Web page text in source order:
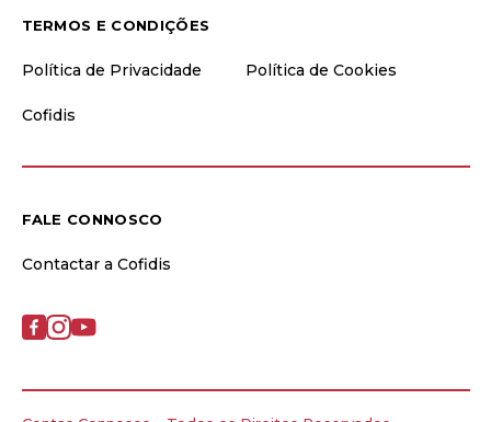
TERMOS E CONDIÇÕES
Política de Privacidade Política de Cookies
Cofidis
FALE CONNOSCO
Contactar a Cofidis